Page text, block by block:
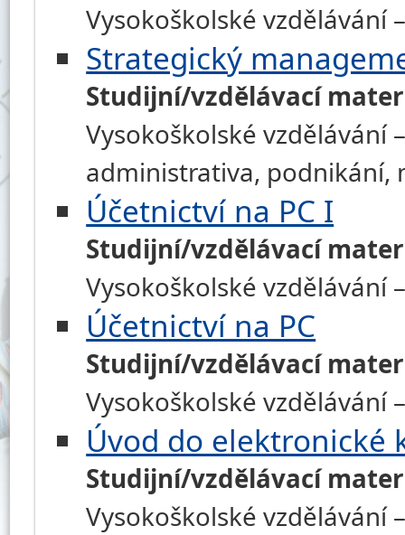
Vysokoškolské vzdělávání
Strategický
Studijní/vzdělávací
Vysokoškolské vzdělávání
administrativa,
Účetnictví na PC I
Studijní/vzdělávací
Vysokoškolské vzdělávání
Účetnictví na PC
Studijní/vzdělávací
Vysokoškolské vzdělávání
Úvod do elektronické
Studijní/vzdělávací
Vysokoškolské vzdělávání